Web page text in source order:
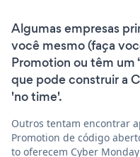
Algumas empresas
você mesmo (faça
Promotion ou têm um
que pode construir a
'no time'.
Outros tentam encontrar
Promotion de código
to oferecem Cyber